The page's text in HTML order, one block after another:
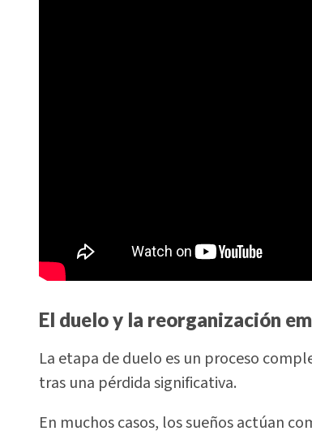
El duelo y la reorganización
La etapa de duelo es un proceso
tras una pérdida significativa.
En muchos casos, los sueños actúan